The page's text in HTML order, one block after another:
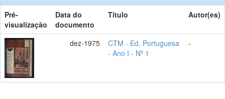
Pré-
visualização
Data do
documento
Título Autor(es)
dez-1975
CTM - Ed. Portuguesa
- Ano I - Nº 1
-